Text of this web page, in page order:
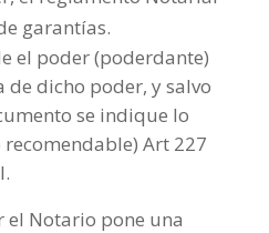
garantías.
el poder (poderdante)
dicho poder, y salvo
se indique lo
Art 227
el Notario pone una